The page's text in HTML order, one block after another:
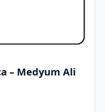
– Medyum Ali